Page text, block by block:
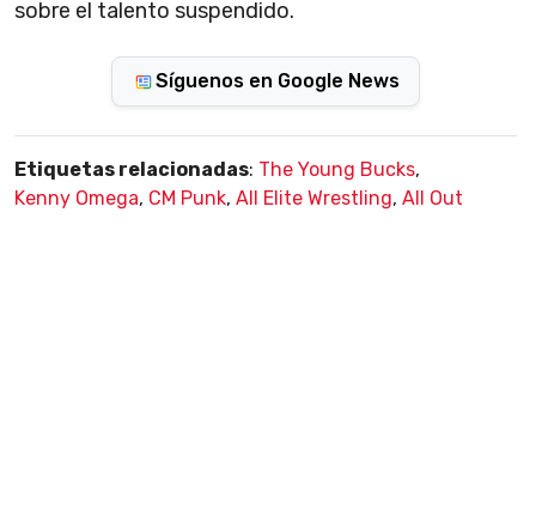
sobre el talento suspendido.
Síguenos en Google News
Etiquetas relacionadas: The Young Bucks,
Kenny Omega, CM Punk, All Elite Wrestling, All Out